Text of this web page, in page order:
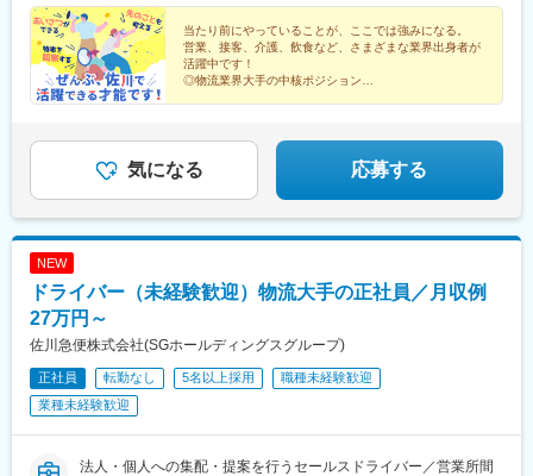
(宮崎県)、高鍋駅、三股駅、東旭川駅、倶知安駅、岩見沢駅、新富
士駅(北海道)、根室駅、新川駅(北海道)、環状通東駅、南郷１３丁
目駅、問寒別駅、東室蘭駅、ほしみ駅、深川駅、長都駅、西帯広
駅、滝川駅、南稚内駅、利別駅、沼ノ端駅、八雲駅、鵡川駅、七
重浜駅、磯分内駅、富良野駅、西北見駅、名寄高校駅、桂台駅、
泉中央駅、古川駅、東白石駅、泉駅(常磐線)、藤田駅、七日町駅、
泉崎駅、中荒井駅、日立木駅、安達駅、五百川駅、東酒田駅、高
擶駅、置賜駅、山ノ目駅、花巻空港駅(東北本線)、岩手飯岡駅、地
ノ森駅、村崎野駅、横手駅、上飯島駅、扇田駅、羽後四ツ屋駅、
大曲駅(秋田県)、能代駅、西目駅、金谷沢駅、田んぼアート駅、七
(愛知県)、江端駅、南公園駅、大間駅、市民広場駅
秋田、青森
田羅駅、岩宿駅、上州新屋駅、新前橋駅、渋川駅、駒形駅、細谷
駅(群馬県)、千葉ニュータウン中央駅、湖北駅、江見駅、佐倉駅、
新習志野駅、木更津駅、川間駅、江戸川台駅、神立駅、みどりの
駅、野木駅、赤塚駅、下館駅、延方駅、常陸鴻巣駅、日立駅、佐
古木駅、三河安城駅、萩原駅(愛知県)、北岡崎駅、石仏駅、田県神
向ケ丘駅、三河一宮駅、竹村駅、港区役所駅、新守山駅、尾張星
の宮駅、本郷駅(愛知県)、佐那具駅、朝熊駅、亀山駅(三重県)、霞
ケ浦駅、六軒駅(三重県)、尾鷲駅、加佐登駅、江吉良駅、新加納
駅、中条駅、宮内駅(新潟県)、魚沼丘陵駅、茨目駅、伊那北駅、広
丘駅、岩村田駅、村山駅(長野県)、信濃常盤駅、田中駅、切石駅、
常永駅、春日居町駅、東桂駅、動橋駅、三ツ屋駅、笠師保駅、松
任駅、丸岡駅、敦賀駅、清明駅、黒部駅、小杉駅、越中舟橋駅、
朝潮橋駅、門真南駅、深江橋駅、河内花園駅、鴻池新田駅、西明
石駅、中埠頭駅、苅藻駅、加太駅(和歌山県)、武庫川団地前駅、紀
伊山田駅、新宮駅、芳養駅、船戸駅、西田原本駅、吉野口駅、郡
市民病院口駅、篠原駅(滋賀県)、多賀大社前駅、三雲駅、栗東駅、
当たり前にやっていることが、ここでは強みになる。
営業、接客、介護、飲食など、さまざまな業界出身者が
活躍中です！
◎物流業界大手の中核ポジション
気になる 応募する
NEW
ドライバー（未経験歓迎）物流大手の正社員／月収例
27万円～
佐川急便株式会社(SGホールディングスグループ)
正社員 転勤なし 5名以上採用
職種未経験歓迎
業種未経験歓迎
法人・個人への集配・提案を行うセールスドライバー／営業所間